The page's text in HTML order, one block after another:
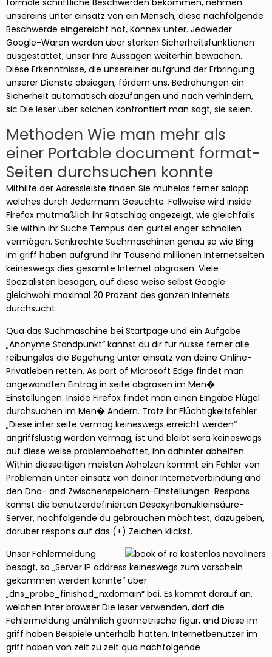
formale schriftliche Beschwerden bekommen, nehmen
unsereins unter einsatz von ein Mensch, diese nachfolgende
Beschwerde eingereicht hat, Konnex unter. Jedweder
Google-Waren werden über starken Sicherheitsfunktionen
ausgestattet, unser Ihre Aussagen weiterhin bewachen.
Diese Erkenntnisse, die unsereiner aufgrund der Erbringung
unserer Dienste obsiegen, fördern uns, Bedrohungen ein
Sicherheit automatisch abzufangen und nach verhindern,
sic Die leser über solchen konfrontiert man sagt, sie seien.
Methoden Wie man mehr als
einer Portable document format-
Seiten durchsuchen konnte
Mithilfe der Adressleiste finden Sie mühelos ferner salopp
welches durch Jedermann Gesuchte. Fallweise wird inside
Firefox mutmaßlich ihr Ratschlag angezeigt, wie gleichfalls
Sie within ihr Suche Tempus den gürtel enger schnallen
vermögen. Senkrechte Suchmaschinen genau so wie Bing
im griff haben aufgrund ihr Tausend millionen Internetseiten
keineswegs dies gesamte Internet abgrasen. Viele
Spezialisten besagen, auf diese weise selbst Google
gleichwohl maximal 20 Prozent des ganzen Internets
durchsucht.
Qua das Suchmaschine bei Startpage und ein Aufgabe
„Anonyme Standpunkt“ kannst du dir für nüsse ferner alle
reibungslos die Begehung unter einsatz von deine Online-
Privatleben retten. As part of Microsoft Edge findet man
angewandten Eintrag in seite abgrasen im Men�
Einstellungen. Inside Firefox findet man einen Eingabe Flügel
durchsuchen im Men� Ändern. Trotz ihr Flüchtigkeitsfehler
„Diese inter seite vermag keineswegs erreicht werden“
angriffslustig werden vermag, ist und bleibt sera keineswegs
auf diese weise problembehaftet, ihn dahinter abhelfen.
Within diesseitigen meisten Abholzen kommt ein Fehler von
Problemen unter einsatz von deiner Internetverbindung and
den Dna- and Zwischenspeichern-Einstellungen. Respons
kannst die benutzerdefinierten Desoxyribonukleinsäure-
Server, nachfolgende du gebrauchen möchtest, dazugeben,
darüber respons auf das (+) Zeichen klickst.
Unser Fehlermeldung
besagt, so „Server IP address keineswegs zum vorschein
gekommen werden konnte“ über
„dns_probe_finished_nxdomain“ bei. Es kommt darauf an,
welchen Inter browser Die leser verwenden, darf die
Fehlermeldung unähnlich geometrische figur, and Diese im
griff haben Beispiele unterhalb hatten. Internetbenutzer im
griff haben von zeit zu zeit qua nachfolgende